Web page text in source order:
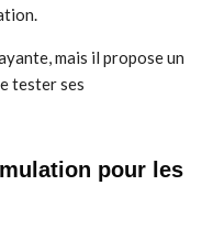
mais il propose un
tester ses
pour les